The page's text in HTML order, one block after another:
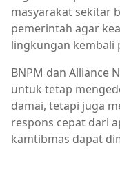
masyarakat sekitar
pemerintah agar
lingkungan kembali
BNPM dan Alliance
untuk tetap
damai, tetapi juga
respons cepat dari
kamtibmas dapat